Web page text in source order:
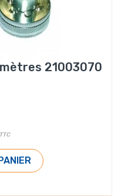
21003070
TTC